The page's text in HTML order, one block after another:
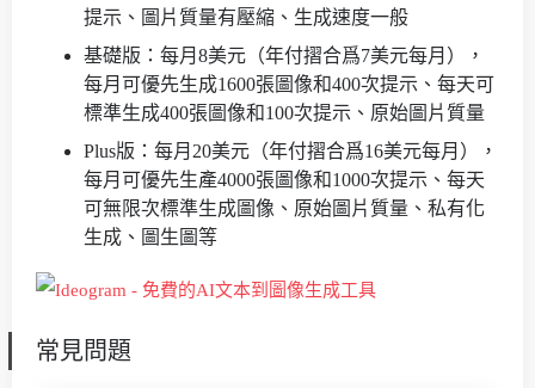
提示、圖片質量有壓縮、生成速度一般
基礎版：每月8美元（年付摺合爲7美元每月），
每月可優先生成1600張圖像和400次提示、每天可
標準生成400張圖像和100次提示、原始圖片質量
Plus版：每月20美元（年付摺合爲16美元每月），
每月可優先生產4000張圖像和1000次提示、每天
可無限次標準生成圖像、原始圖片質量、私有化
生成、圖生圖等
常見問題